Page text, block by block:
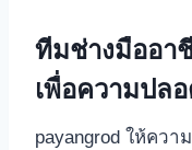
ทีมช่างมืออา
เพื่อความปล
payangrod ให้คว